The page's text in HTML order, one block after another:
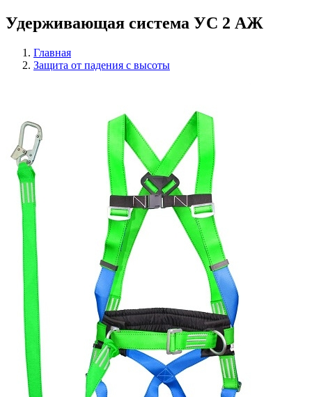
Удерживающая система УС 2 АЖ
Главная
Защита от падения с высоты